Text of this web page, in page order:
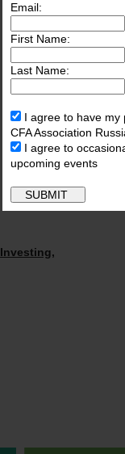
Email:
First Name:
Last Name:
I agree to have my
CFA Association
I agree to
upcoming events
Investing,